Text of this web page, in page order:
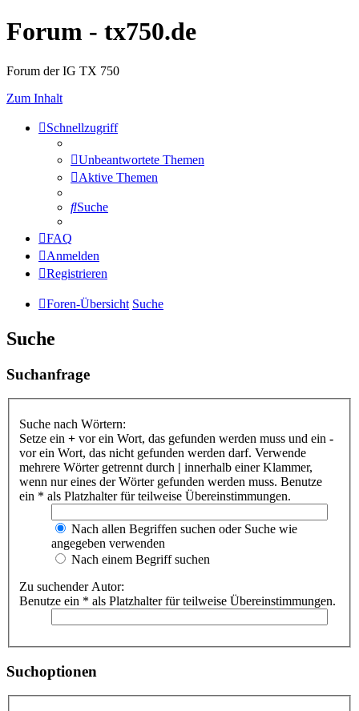
Forum - tx750.de
Forum der IG TX 750
Zum Inhalt
Schnellzugriff
Unbeantwortete Themen
Aktive Themen
Suche
FAQ
Anmelden
Registrieren
Foren-Übersicht Suche
Suche
Suchanfrage
Suche nach Wörtern:
Setze ein + vor ein Wort, das gefunden werden muss und ein -
vor ein Wort, das nicht gefunden werden darf. Verwende
mehrere Wörter getrennt durch | innerhalb einer Klammer,
wenn nur eines der Wörter gefunden werden muss. Benutze
ein * als Platzhalter für teilweise Übereinstimmungen.
Nach allen Begriffen suchen oder Suche wie
angegeben verwenden
Nach einem Begriff suchen
Zu suchender Autor:
Benutze ein * als Platzhalter für teilweise Übereinstimmungen.
Suchoptionen